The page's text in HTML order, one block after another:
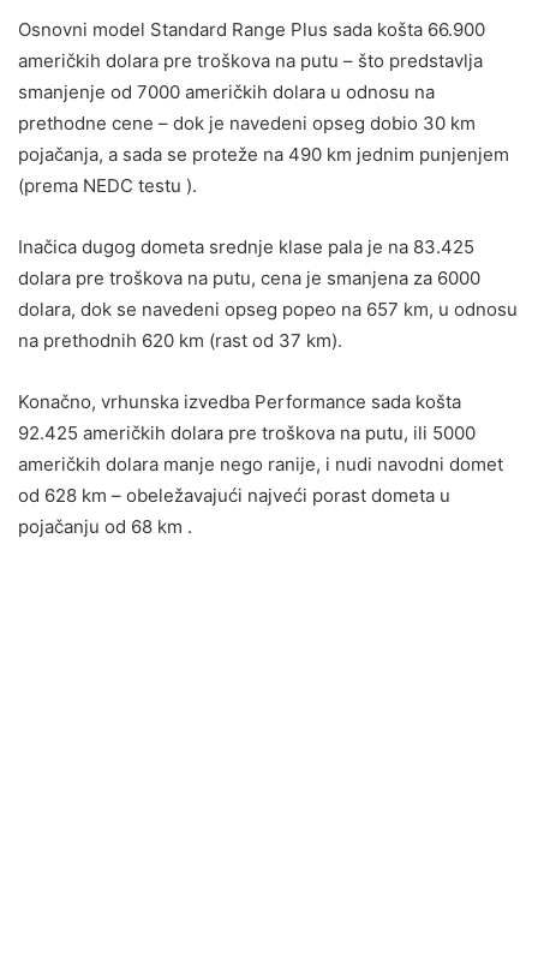
Osnovni model Standard Range Plus sada košta 66.900
američkih dolara pre troškova na putu – što predstavlja
smanjenje od 7000 američkih dolara u odnosu na
prethodne cene – dok je navedeni opseg dobio 30 km
pojačanja, a sada se proteže na 490 km jednim punjenjem
(prema NEDC testu ).
Inačica dugog dometa srednje klase pala je na 83.425
dolara pre troškova na putu, cena je smanjena za 6000
dolara, dok se navedeni opseg popeo na 657 km, u odnosu
na prethodnih 620 km (rast od 37 km).
Konačno, vrhunska izvedba Performance sada košta
92.425 američkih dolara pre troškova na putu, ili 5000
američkih dolara manje nego ranije, i nudi navodni domet
od 628 km – obeležavajući najveći porast dometa u
pojačanju od 68 km .